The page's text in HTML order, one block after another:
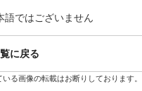
ではございません
に戻る
る画像の転載はお断りしております。